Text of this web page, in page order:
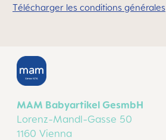
Télécharger les conditions générales
MAM Babyartikel GesmbH
Lorenz-Mandl-Gasse 50
1160 Vienna